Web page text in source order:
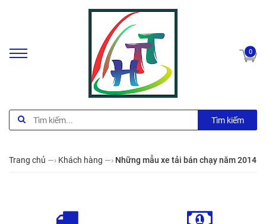
0
Tìm kiếm
Trang chủ —› Khách hàng —› Những mẫu xe tải bán chạy năm 2014